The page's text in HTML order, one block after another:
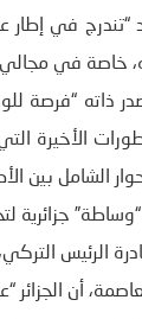
“تندرج في
خاصة في مجالي
“فرصة
الأخيرة التي
الشامل بين
جزائرية
الرئيس
أن